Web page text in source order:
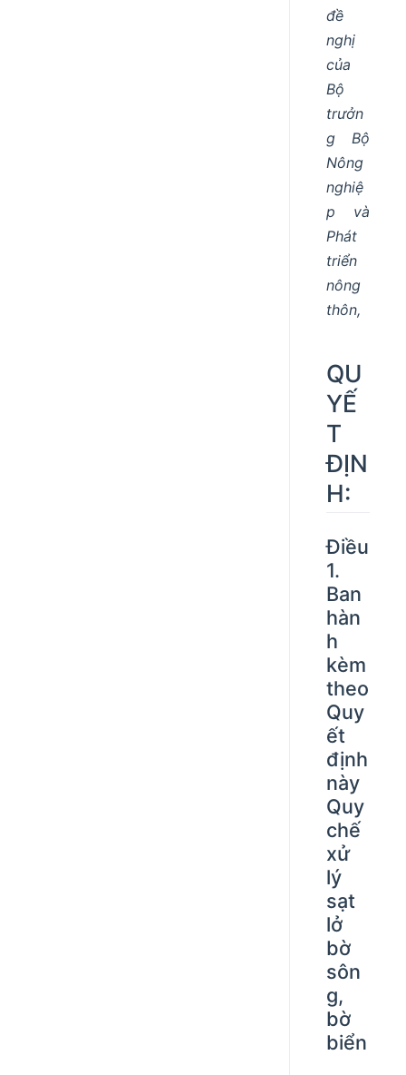
đề
nghị
của
Bộ
trưởn
g Bộ
Nông
nghiệ
p và
Phát
triển
nông
thôn,
QU
YẾ
T
ĐỊN
H:
Điều
1.
Ban
hàn
h
kèm
theo
Quy
ết
định
này
Quy
chế
xử
lý
sạt
lở
bờ
sôn
g,
bờ
biển